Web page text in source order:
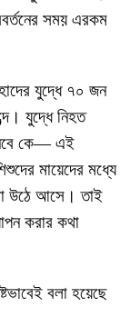
সময় এরকম
যুদ্ধে ৭০ জন
যুদ্ধে নিহত
কে— এই
মায়েদের মধ্যে
উঠে আসে। তাই
করার কথা
বলা হয়েছে